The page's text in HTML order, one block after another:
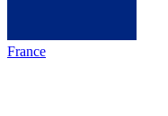
France